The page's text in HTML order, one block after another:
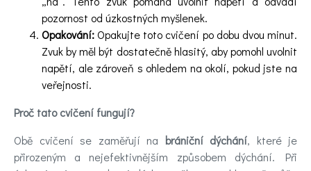
pozornost od úzkostných myšlenek.
Opakování:Opakujte toto cvičení po dobu dvou minut.
Zvuk by měl být dostatečně hlasitý, aby pomohl uvolnit
napětí, ale zároveň s ohledem na okolí, pokud jste na
veřejnosti.
Proč tato cvičení fungují?
Obě cvičení se zaměřují na brániční dýchání, které je
přirozeným a nejefektivnějším způsobem dýchání. Při